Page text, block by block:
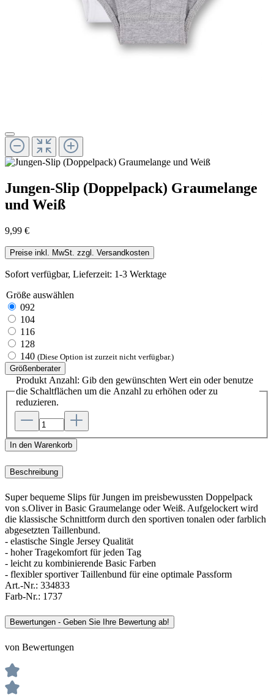
Jungen-Slip (Doppelpack) Graumelange
und Weiß
9,99 €
Preise inkl. MwSt. zzgl. Versandkosten
Sofort verfügbar, Lieferzeit: 1-3 Werktage
Größe auswählen
092
104
116
128
140 (Diese Option ist zurzeit nicht verfügbar.)
Größenberater
Produkt Anzahl: Gib den gewünschten Wert ein oder benutze
die Schaltflächen um die Anzahl zu erhöhen oder zu
reduzieren.
In den Warenkorb
Beschreibung
Super bequeme Slips für Jungen im preisbewussten Doppelpack
von s.Oliver in Basic Graumelange oder Weiß. Aufgelockert wird
die klassische Schnittform durch den sportiven tonalen oder farblich
abgesetzten Taillenbund.
- elastische Single Jersey Qualität
- hoher Tragekomfort für jeden Tag
- leicht zu kombinierende Basic Farben
- flexibler sportiver Taillenbund für eine optimale Passform
Art.-Nr.: 334833
Farb-Nr.: 1737
Bewertungen - Geben Sie Ihre Bewertung ab!
von Bewertungen